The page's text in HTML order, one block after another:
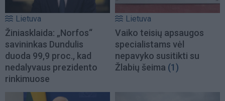
Lietuva
Žiniasklaida: „Norfos“
savininkas Dundulis
duoda 99,9 proc., kad
nedalyvaus prezidento
rinkimuose
Lietuva
Vaiko teisių apsaugos
specialistams vėl
nepavyko susitikti su
Žlabių šeima (1)